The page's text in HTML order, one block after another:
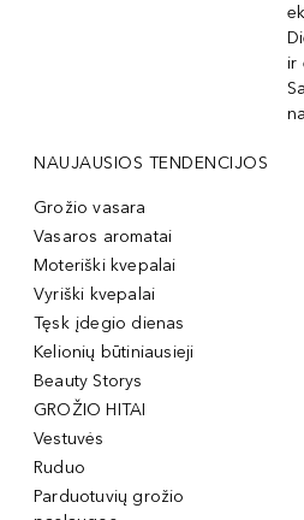
ir
NAUJAUSIOS TENDENCIJOS
Grožio vasara
Vasaros aromatai
Moteriški kvepalai
Vyriški kvepalai
Tęsk įdegio dienas
Kelionių būtiniausieji
Beauty Storys
GROŽIO HITAI
Vestuvės
Ruduo
Parduotuvių grožio